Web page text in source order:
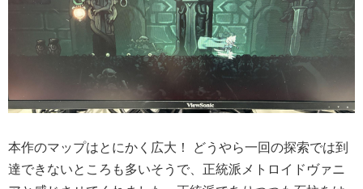
本作のマップはとにかく広大！ どうやら一回の探索では到
達できないところも多いそうで、正統派メトロイドヴァニ